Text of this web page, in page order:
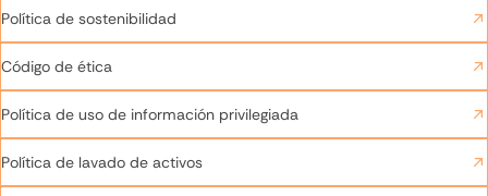
Política de sostenibilidad
Código de ética
Política de uso de información privilegiada
Política de lavado de activos